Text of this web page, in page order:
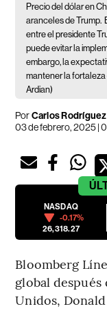
Precio del dólar en
aranceles de Trump.
entre el presidente
puede evitar la
embargo, la
mantener la
Ardian)
PorCarlos
03 de febrero, 2025 |
NASDAQ
-0.17%
26,318.27
Bloomberg
global
Unidos,